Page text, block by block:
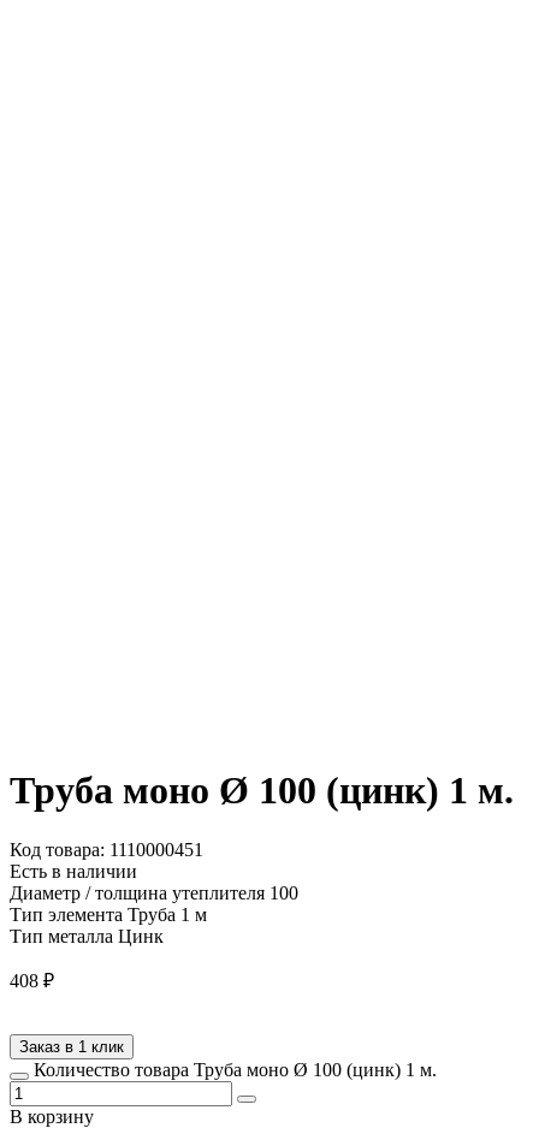
Труба моно Ø 100 (цинк) 1 м.
Код товара: 1110000451
Есть в наличии
Диаметр / толщина утеплителя 100
Тип элемента Труба 1 м
Тип металла Цинк
408 ₽
Заказ в 1 клик
Количество товара Труба моно Ø 100 (цинк) 1 м.
В корзину